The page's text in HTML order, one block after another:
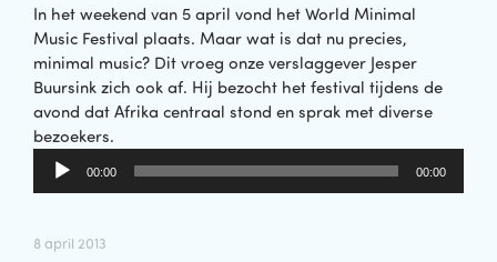
In het weekend van 5 april vond het World Minimal
Music Festival plaats. Maar wat is dat nu precies,
minimal music? Dit vroeg onze verslaggever Jesper
Buursink zich ook af. Hij bezocht het festival tijdens de
avond dat Afrika centraal stond en sprak met diverse
bezoekers.
Audiospeler
00:00 00:00
8 april 2013